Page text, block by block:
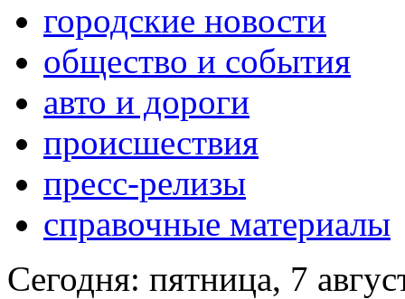
городские новости
общество и события
авто и дороги
происшествия
пресс-релизы
справочные материалы
Сегодня: пятница, 7